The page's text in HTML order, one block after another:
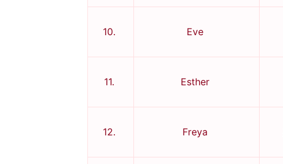
10. Eve
11. Esther
12. Freya